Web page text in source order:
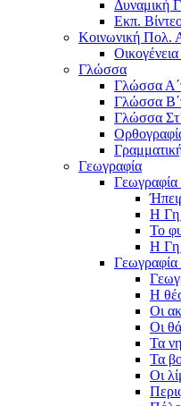
Δυναμική
Εκπ.
Κοινωνική Πολ.
Γλώσσα
Γλώσσα
Γλώσσα
Γλώσσα
Γεωγραφία
Γεωγραφία
Η Γη
Το
Η Γη
Γεωγραφία
Η
Οι
Οι
Τα
Τα
Οι